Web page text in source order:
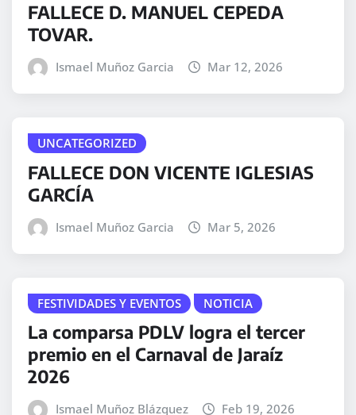
FALLECE D. MANUEL CEPEDA
TOVAR.
Ismael Muñoz Garcia Mar 12, 2026
UNCATEGORIZED
FALLECE DON VICENTE IGLESIAS
GARCÍA
Ismael Muñoz Garcia Mar 5, 2026
FESTIVIDADES Y EVENTOS NOTICIA
La comparsa PDLV logra el tercer
premio en el Carnaval de Jaraíz
2026
Ismael Muñoz Blázquez Feb 19, 2026